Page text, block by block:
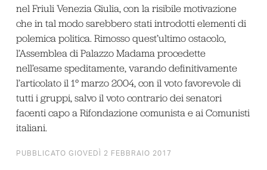
nel Friuli Venezia Giulia, con la risibile motivazione
che in tal modo sarebbero stati introdotti elementi di
polemica politica. Rimosso quest’ultimo ostacolo,
l’Assemblea di Palazzo Madama procedette
nell’esame speditamente, varando definitivamente
l’articolato il 1° marzo 2004, con il voto favorevole di
tutti i gruppi, salvo il voto contrario dei senatori
facenti capo a Rifondazione comunista e ai Comunisti
italiani.
PUBBLICATO GIOVEDÌ 2 FEBBRAIO 2017